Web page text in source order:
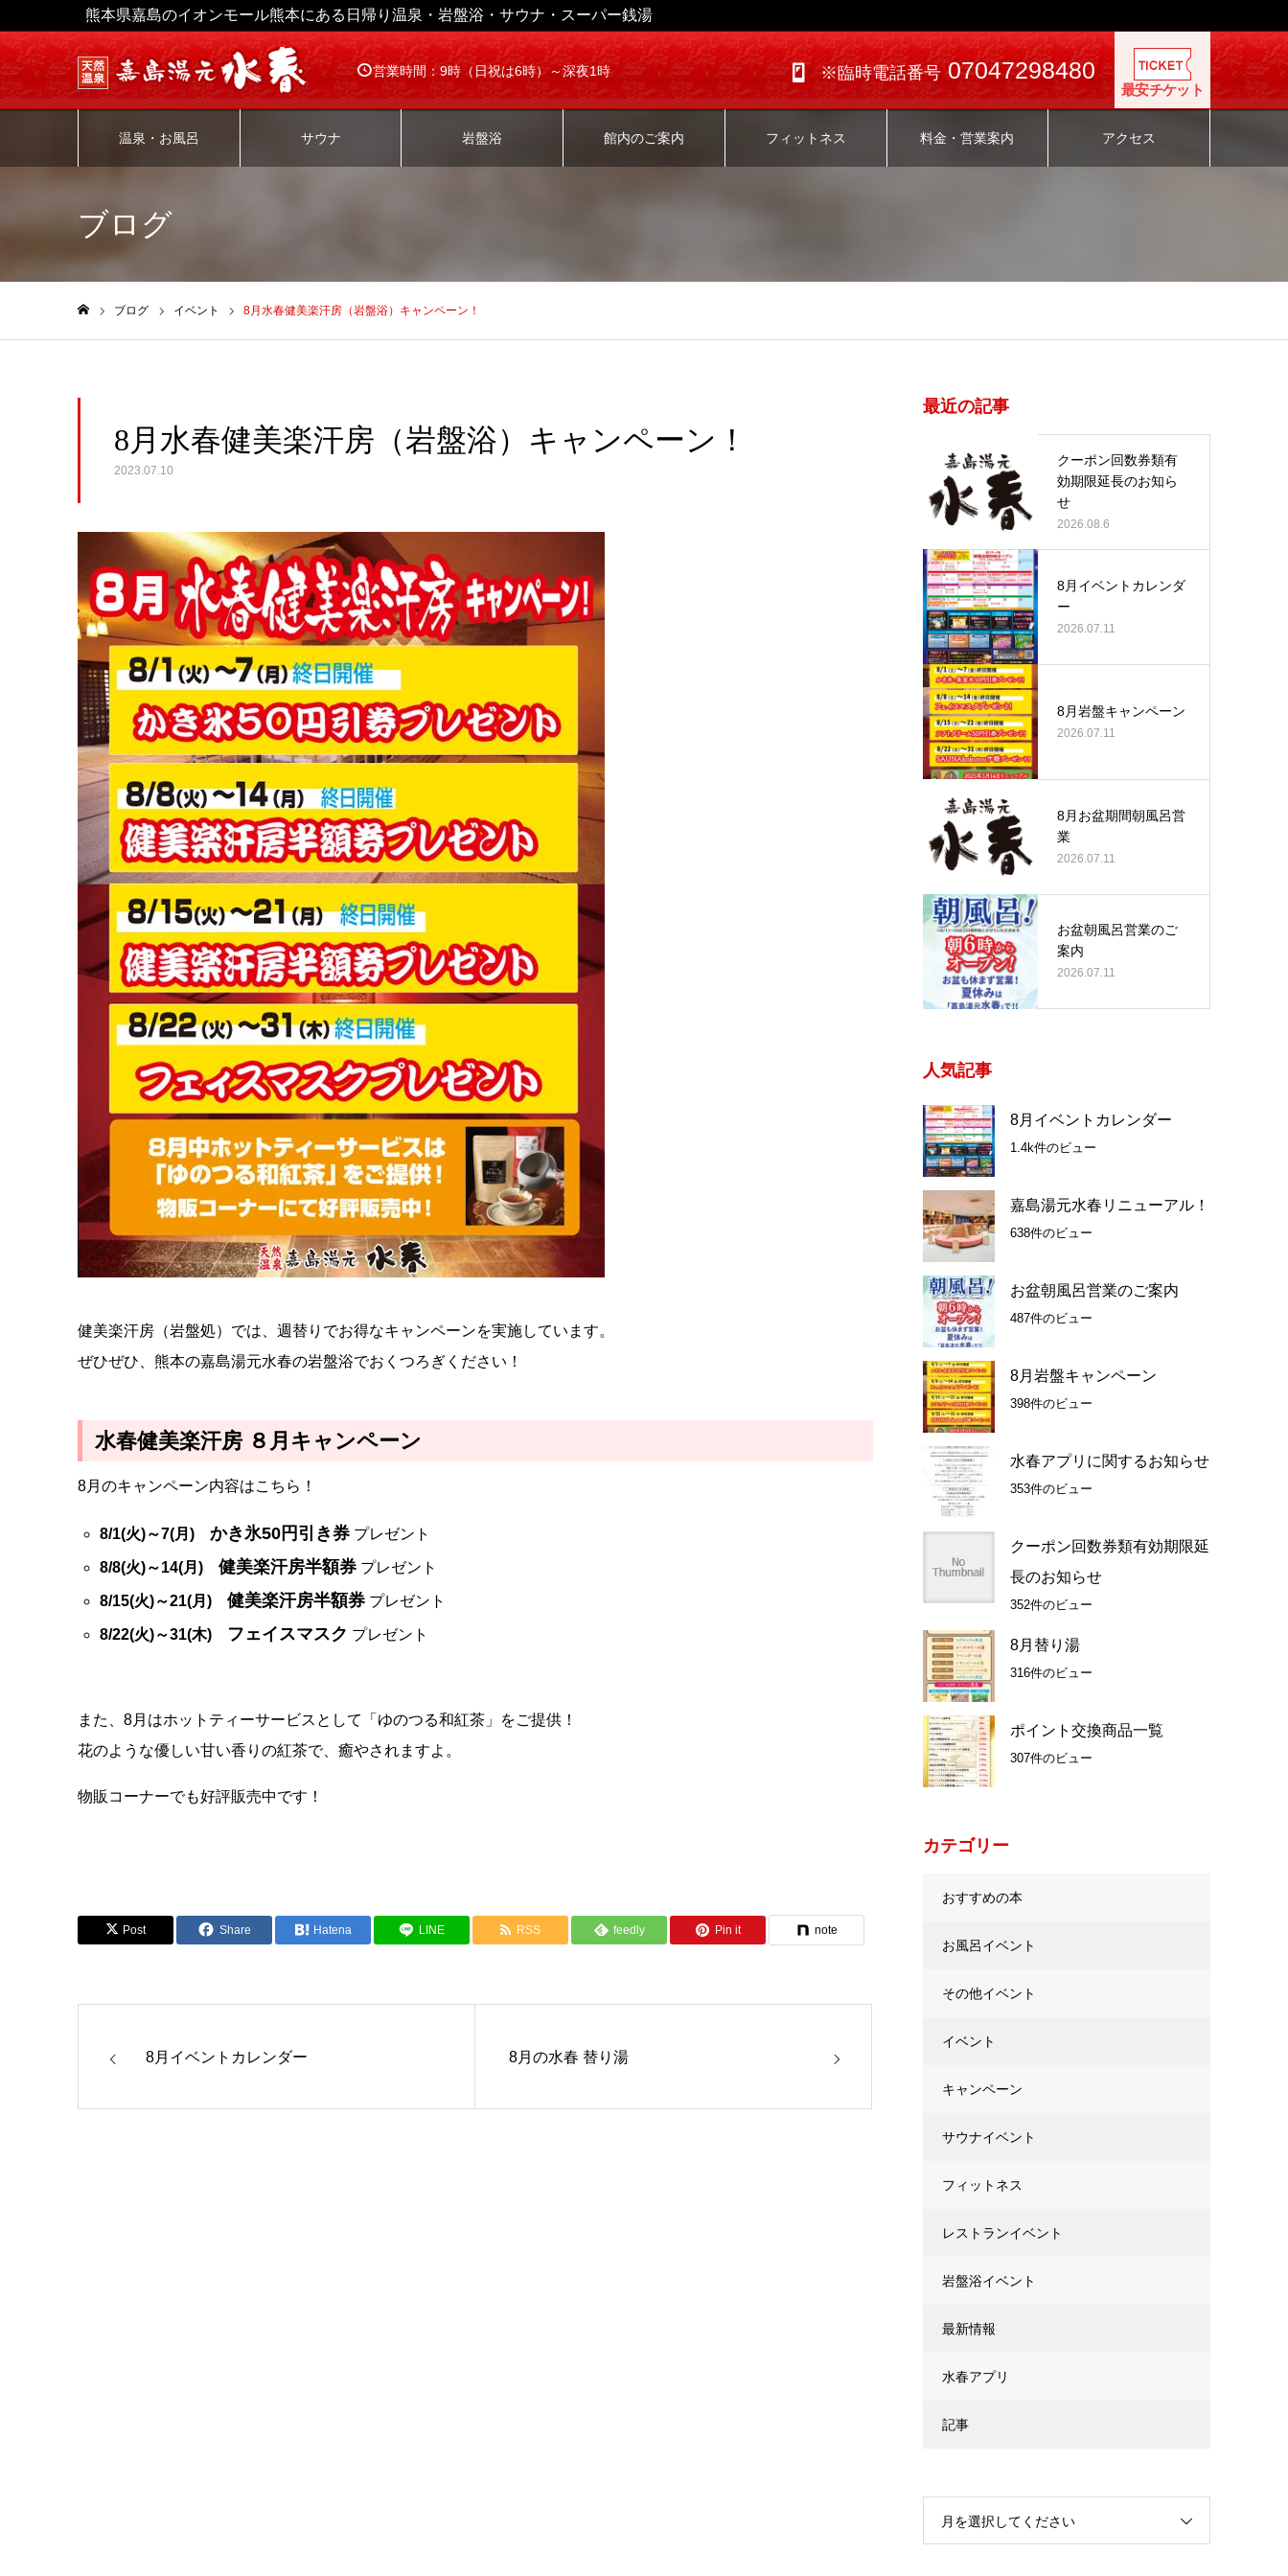
熊本県嘉島のイオンモール熊本にある日帰り温泉・岩盤浴・サウナ・スーパー銭湯
営業時間：9時（日祝は6時）～深夜1時 ※臨時電話番号07047298480
最安チケット
温泉・お風呂 サウナ 岩盤浴 館内のご案内 フィットネス 料金・営業案内 アクセス
ブログ
ブログ イベント 8月水春健美楽汗房（岩盤浴）キャンペーン！
8月水春健美楽汗房（岩盤浴）キャンペーン！
2023.07.10
健美楽汗房（岩盤処）では、週替りでお得なキャンペーンを実施しています。
ぜひぜひ、熊本の嘉島湯元水春の岩盤浴でおくつろぎください！
水春健美楽汗房 ８月キャンペーン
8月のキャンペーン内容はこちら！
8/1(火)～7(月) かき氷50円引き券 プレゼント
8/8(火)～14(月) 健美楽汗房半額券 プレゼント
8/15(火)～21(月) 健美楽汗房半額券 プレゼント
8/22(火)～31(木) フェイスマスク プレゼント
また、8月はホットティーサービスとして「ゆのつる和紅茶」をご提供！
花のような優しい甘い香りの紅茶で、癒やされますよ。
物販コーナーでも好評販売中です！
Post Share Hatena LINE RSS feedly Pin it note
8月イベントカレンダー 8月の水春 替り湯
最近の記事
クーポン回数券類有
効期限延長のお知ら
せ
2026.08.6
8月イベントカレンダ
ー
2026.07.11
8月岩盤キャンペーン
2026.07.11
8月お盆期間朝風呂営
業
2026.07.11
お盆朝風呂営業のご
案内
2026.07.11
人気記事
8月イベントカレンダー
1.4k件のビュー
嘉島湯元水春リニューアル！
638件のビュー
お盆朝風呂営業のご案内
487件のビュー
8月岩盤キャンペーン
398件のビュー
水春アプリに関するお知らせ
353件のビュー
クーポン回数券類有効期限延
長のお知らせ
352件のビュー
8月替り湯
316件のビュー
ポイント交換商品一覧
307件のビュー
カテゴリー
おすすめの本
お風呂イベント
その他イベント
イベント
キャンペーン
サウナイベント
フィットネス
レストランイベント
岩盤浴イベント
最新情報
水春アプリ
記事
月を選択してください